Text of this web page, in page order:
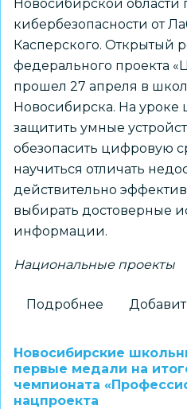
Новосибирской области
кибербезопасности от
Касперского. Открытый
федерального проекта
прошел 27 апреля в
Новосибирска. На уроке
защитить умные
обезопасить цифровую
научиться отличать
действительно
выбирать достоверные
информации.
Национальные проекты
Подробнее
урок
Новосибирские
первые медали на
чемпионата
нацпроекта